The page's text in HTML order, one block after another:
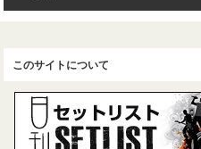
このサイトについて